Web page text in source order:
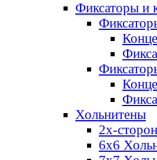
Фиксаторы и
Хольнитены
2х-
6х6